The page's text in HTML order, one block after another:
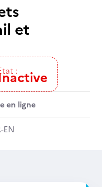
et
:
en ligne
-EN